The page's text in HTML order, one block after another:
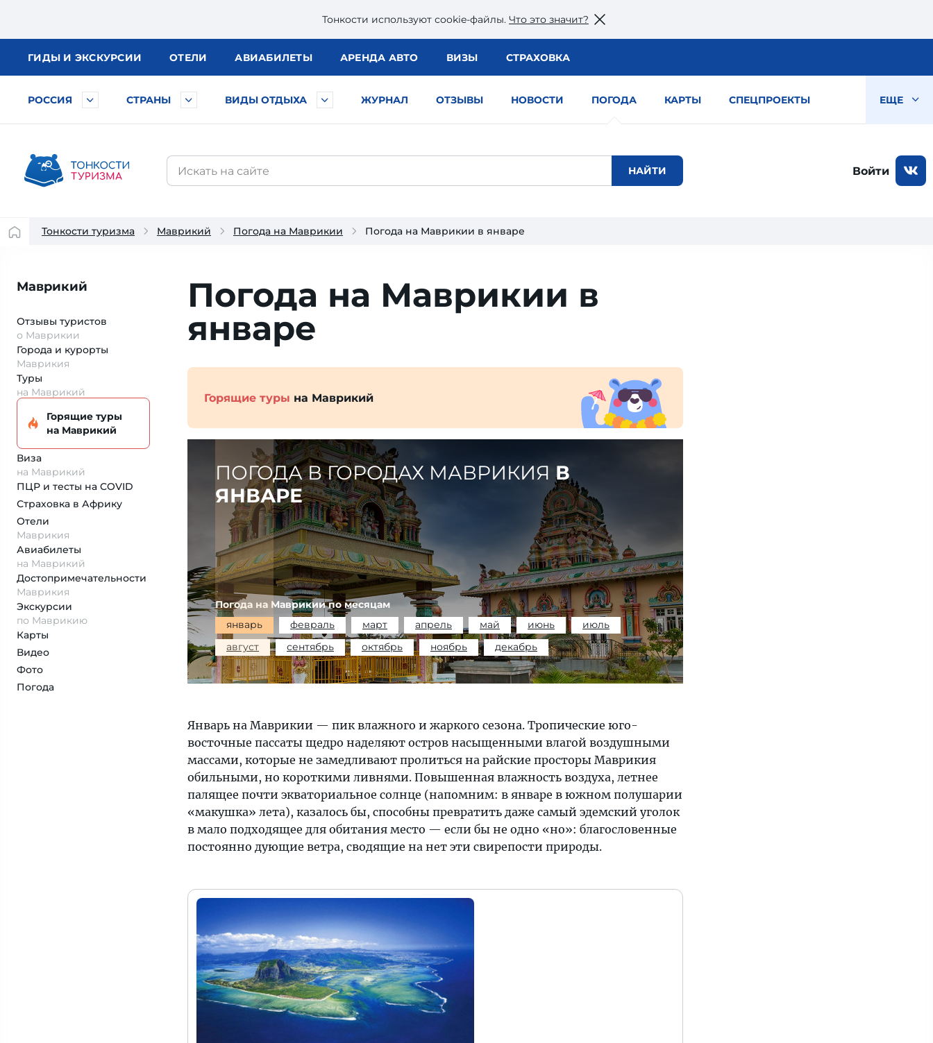
Тонкости используют сookie-файлы. Что это значит?
ГИДЫ И ЭКСКУРСИИ ОТЕЛИ АВИАБИЛЕТЫ АРЕНДА АВТО ВИЗЫ СТРАХОВКА
РОССИЯ СТРАНЫ ВИДЫ ОТДЫХА ЖУРНАЛ ОТЗЫВЫ НОВОСТИ ПОГОДА КАРТЫ СПЕЦПРОЕКТЫ ЕЩЕ
Войти
Тонкости туризма Маврикий Погода на Маврикии Погода на Маврикии в январе
Маврикий
Отзывы туристов
о Маврикии
Города и курорты
Маврикия
Туры
на Маврикий
Горящие туры
на Маврикий
Виза
на Маврикий
ПЦР и тесты на COVID
Страховка в Африку
Отели
Маврикия
Авиабилеты
на Маврикий
Достопримеча­тельности
Маврикия
Экскурсии
по Маврикию
Карты
Видео
Фото
Погода
Погода на Маврикии в
январе
Горящие туры на Маврикий
ПОГОДА В ГОРОДАХ МАВРИКИЯ В
ЯНВАРЕ
Погода на Маврикии по месяцам
январь
февраль март апрель май июнь
июль
август
сентябрь октябрь ноябрь декабрь
Январь на Маврикии — пик влажного и жаркого сезона. Тропические юго-
восточные пассаты щедро наделяют остров насыщенными влагой воздушными
массами, которые не замедливают пролиться на райские просторы Маврикия
обильными, но короткими ливнями. Повышенная влажность воздуха, летнее
палящее почти экваториальное солнце (напомним: в январе в южном полушарии
«макушка» лета), казалось бы, способны превратить даже самый эдемский уголок
в мало подходящее для обитания место — если бы не одно «но»: благословенные
постоянно дующие ветра, сводящие на нет эти свирепости природы.